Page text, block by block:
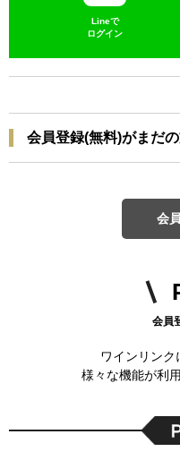
Lineで
ログイン
会員登録(無料)がまだ
会
会員
ワインリンク
様々な機能が利